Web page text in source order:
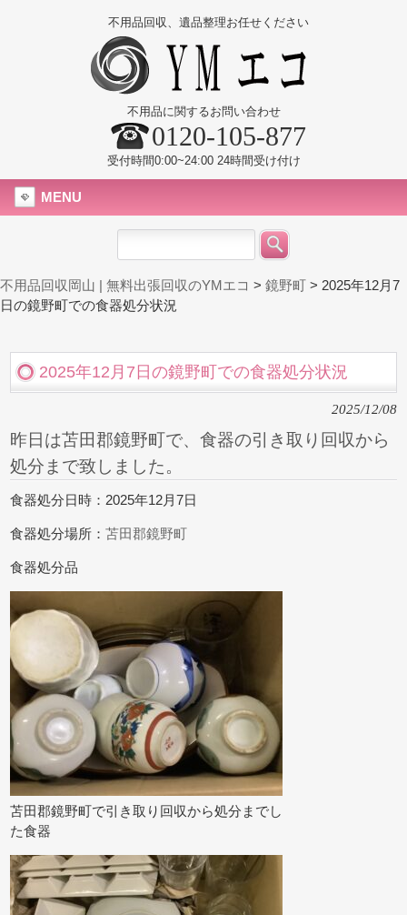
不用品回収、遺品整理お任せください
不用品に関するお問い合わせ
0120-105-877
受付時間0:00~24:00 24時間受け付け
MENU
不用品回収岡山 | 無料出張回収のYMエコ > 鏡野町 > 2025年12月7
日の鏡野町での食器処分状況
2025年12月7日の鏡野町での食器処分状況
2025/12/08
昨日は苫田郡鏡野町で、食器の引き取り回収から
処分まで致しました。
食器処分日時：2025年12月7日
食器処分場所：苫田郡鏡野町
食器処分品
苫田郡鏡野町で引き取り回収から処分までし
た食器